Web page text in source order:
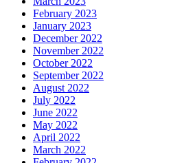
February 2023
January 2023
December 2022
November 2022
October 2022
September 2022
August 2022
July 2022
June 2022
May 2022
April 2022
March 2022